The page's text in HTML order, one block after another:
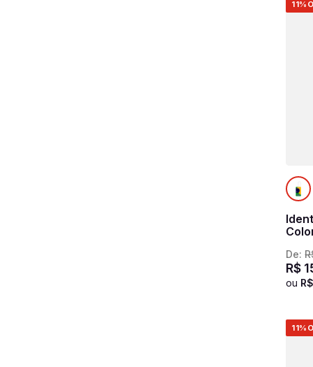
11%
De:
R$
ou R$
11%